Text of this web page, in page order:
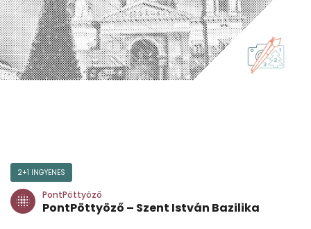
2+1 INGYENES
PontPöttyöző
PontPöttyöző – Szent István Bazilika